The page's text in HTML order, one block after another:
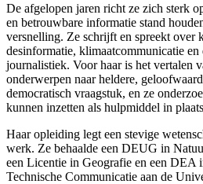
De afgelopen jaren richt ze zich sterk
en betrouwbare informatie stand
versnelling. Ze schrijft en spreekt over
desinformatie, klimaatcommunicatie en
journalistiek. Voor haar is het vertalen
onderwerpen naar heldere,
democratisch vraagstuk, en ze
kunnen inzetten als hulpmiddel in
Haar opleiding legt een stevige
werk. Ze behaalde een DEUG in
een Licentie in Geografie en een DEA
Technische Communicatie aan de